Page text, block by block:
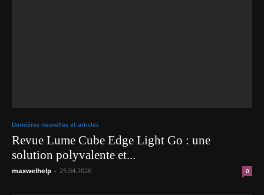
Dernières nouvelles et articles
Revue Lume Cube Edge Light Go : une
solution polyvalente et...
maxwelhelp - 25.04.2026 0